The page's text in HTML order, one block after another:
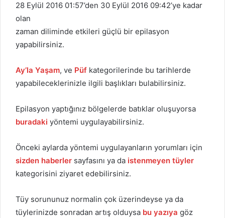
28 Eylül 2016 01:57’den 30 Eylül 2016 09:42’ye kadar
olan
zaman diliminde etkileri güçlü bir epilasyon
yapabilirsiniz.
Ay’la Yaşam, ve Püf kategorilerinde bu tarihlerde
yapabileceklerinizle ilgili başlıkları bulabilirsiniz.
Epilasyon yaptığınız bölgelerde batıklar oluşuyorsa
buradaki yöntemi uygulayabilirsiniz.
Önceki aylarda yöntemi uygulayanların yorumları için
sizden haberler sayfasını ya da istenmeyen tüyler
kategorisini ziyaret edebilirsiniz.
Tüy sorununuz normalin çok üzerindeyse ya da
tüylerinizde sonradan artış olduysa bu yazıya göz